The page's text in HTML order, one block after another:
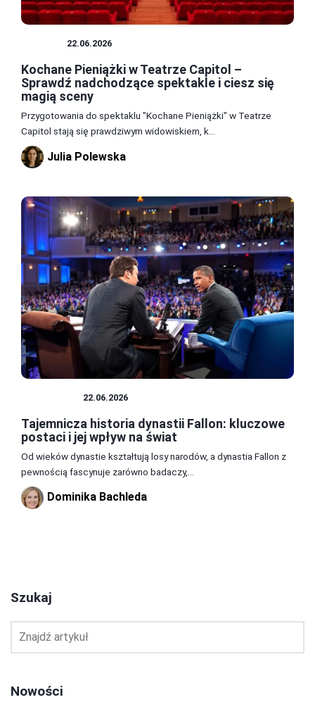
22.06.2026
Kochane Pieniążki w Teatrze Capitol –
Sprawdź nadchodzące spektakle i ciesz się
magią sceny
Przygotowania do spektaklu "Kochane Pieniążki" w Teatrze
Capitol stają się prawdziwym widowiskiem, k...
Julia Polewska
22.06.2026
Tajemnicza historia dynastii Fallon: kluczowe
postaci i jej wpływ na świat
Od wieków dynastie kształtują losy narodów, a dynastia Fallon z
pewnością fascynuje zarówno badaczy,...
Dominika Bachleda
Szukaj
Nowości